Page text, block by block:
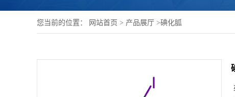
您当前的位置： 网站首页 > 产品展厅 >碘化胍